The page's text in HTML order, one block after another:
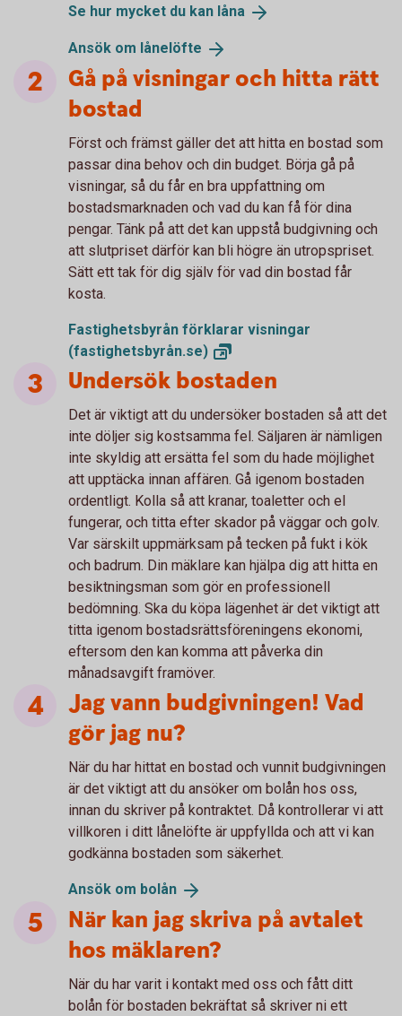
Se hur mycket du kan låna
Ansök om lånelöfte
Gå på visningar och hitta rätt
bostad
Först och främst gäller det att hitta en bostad som
passar dina behov och din budget. Börja gå på
visningar, så du får en bra uppfattning om
bostadsmarknaden och vad du kan få för dina
pengar. Tänk på att det kan uppstå budgivning och
att slutpriset därför kan bli högre än utropspriset.
Sätt ett tak för dig själv för vad din bostad får
kosta.
Fastighetsbyrån förklarar visningar
(fastighetsbyrån.se)
Undersök bostaden
Det är viktigt att du undersöker bostaden så att det
inte döljer sig kostsamma fel. Säljaren är nämligen
inte skyldig att ersätta fel som du hade möjlighet
att upptäcka innan affären. Gå igenom bostaden
ordentligt. Kolla så att kranar, toaletter och el
fungerar, och titta efter skador på väggar och golv.
Var särskilt uppmärksam på tecken på fukt i kök
och badrum. Din mäklare kan hjälpa dig att hitta en
besiktningsman som gör en professionell
bedömning. Ska du köpa lägenhet är det viktigt att
titta igenom bostadsrättsföreningens ekonomi,
eftersom den kan komma att påverka din
månadsavgift framöver.
Jag vann budgivningen! Vad
gör jag nu?
När du har hittat en bostad och vunnit budgivningen
är det viktigt att du ansöker om bolån hos oss,
innan du skriver på kontraktet. Då kontrollerar vi att
villkoren i ditt lånelöfte är uppfyllda och att vi kan
godkänna bostaden som säkerhet.
Ansök om bolån
När kan jag skriva på avtalet
hos mäklaren?
När du har varit i kontakt med oss och fått ditt
bolån för bostaden bekräftat så skriver ni ett